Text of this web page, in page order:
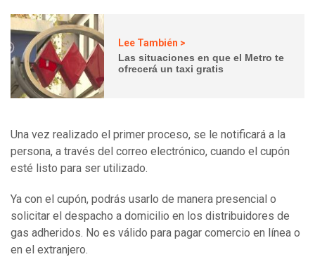
Lee También >
Las situaciones en que el Metro te
ofrecerá un taxi gratis
Una vez realizado el primer proceso, se le notificará a la
persona, a través del correo electrónico, cuando el cupón
esté listo para ser utilizado.
Ya con el cupón, podrás usarlo de manera presencial o
solicitar el despacho a domicilio en los distribuidores de
gas adheridos. No es válido para pagar comercio en línea o
en el extranjero.